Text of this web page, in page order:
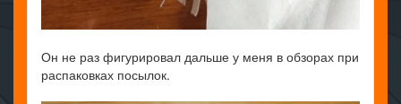
Он не раз фигурировал дальше у меня в обзорах при
распаковках посылок.